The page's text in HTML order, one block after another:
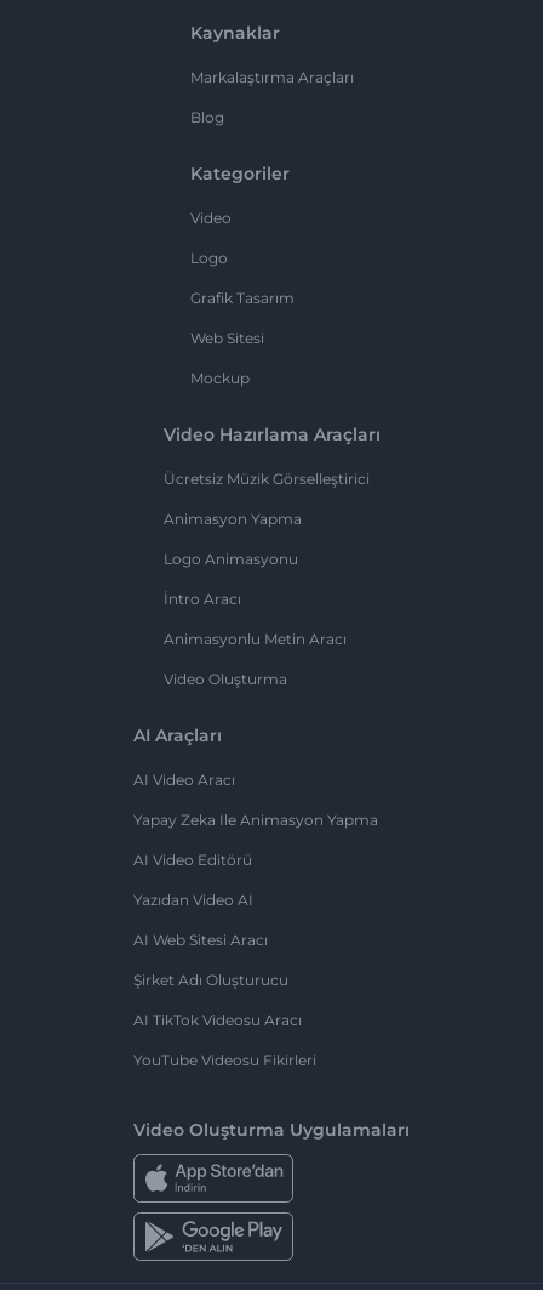
Kaynaklar
Markalaştırma Araçları
Blog
Kategoriler
Video
Logo
Grafik Tasarım
Web Sitesi
Mockup
Video Hazırlama Araçları
Ücretsiz Müzik Görselleştirici
Animasyon Yapma
Logo Animasyonu
İntro Aracı
Animasyonlu Metin Aracı
Video Oluşturma
AI Araçları
AI Video Aracı
Yapay Zeka Ile Animasyon Yapma
AI Video Editörü
Yazıdan Video AI
AI Web Sitesi Aracı
Şirket Adı Oluşturucu
AI TikTok Videosu Aracı
YouTube Videosu Fikirleri
Video Oluşturma Uygulamaları